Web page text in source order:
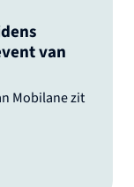
van
Mobilane zit